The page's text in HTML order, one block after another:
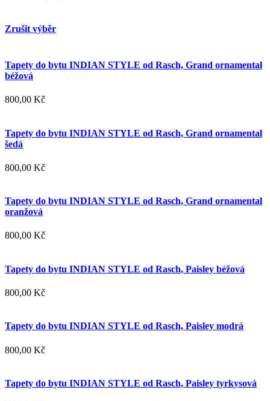
Zrušit výběr
Tapety do bytu INDIAN STYLE od Rasch, Grand ornamental
béžová
800,00 Kč
Tapety do bytu INDIAN STYLE od Rasch, Grand ornamental
šedá
800,00 Kč
Tapety do bytu INDIAN STYLE od Rasch, Grand ornamental
oranžová
800,00 Kč
Tapety do bytu INDIAN STYLE od Rasch, Paisley béžová
800,00 Kč
Tapety do bytu INDIAN STYLE od Rasch, Paisley modrá
800,00 Kč
Tapety do bytu INDIAN STYLE od Rasch, Paisley tyrkysová